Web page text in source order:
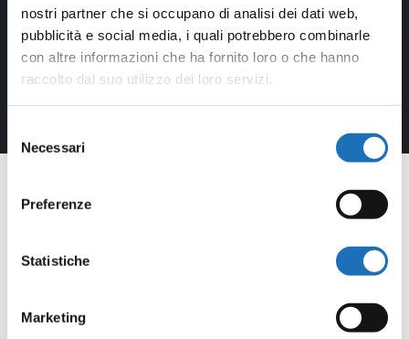
nostri partner che si occupano di analisi dei dati web,
pubblicità e social media, i quali potrebbero combinarle
con altre informazioni che ha fornito loro o che hanno
raccolto dal suo utilizzo dei loro servizi.
delNecessari
Preferenze
Statistiche
Marketing
Opere della